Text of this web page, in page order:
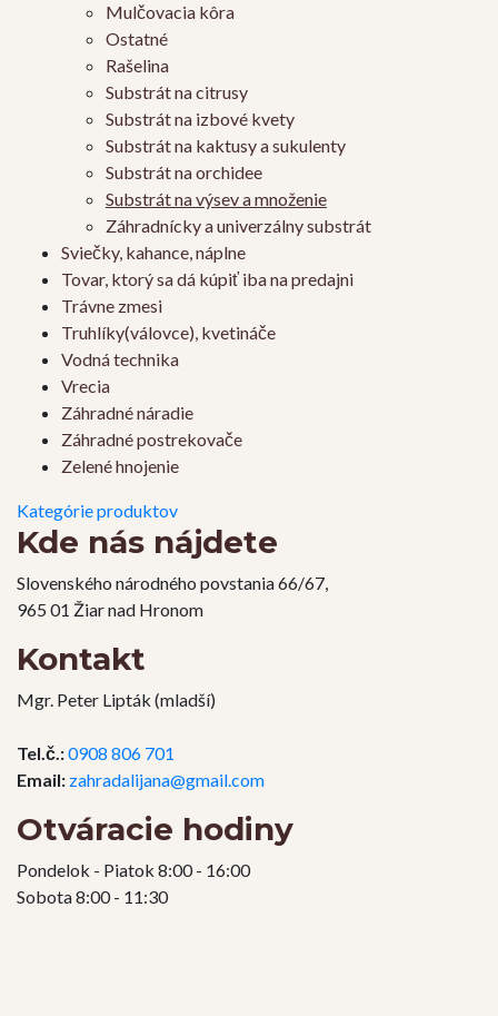
Mulčovacia kôra
Ostatné
Rašelina
Substrát na citrusy
Substrát na izbové kvety
Substrát na kaktusy a sukulenty
Substrát na orchidee
Substrát na výsev a množenie
Záhradnícky a univerzálny substrát
Sviečky, kahance, náplne
Tovar, ktorý sa dá kúpiť iba na predajni
Trávne zmesi
Truhlíky(válovce), kvetináče
Vodná technika
Vrecia
Záhradné náradie
Záhradné postrekovače
Zelené hnojenie
Kategórie produktov
Kde nás nájdete
Slovenského národného povstania 66/67,
965 01 Žiar nad Hronom
Kontakt
Mgr. Peter Lipták (mladší)
Tel.č.:0908 806 701
Email: zahradalijana@gmail.com
Otváracie hodiny
Pondelok - Piatok 8:00 - 16:00
Sobota 8:00 - 11:30